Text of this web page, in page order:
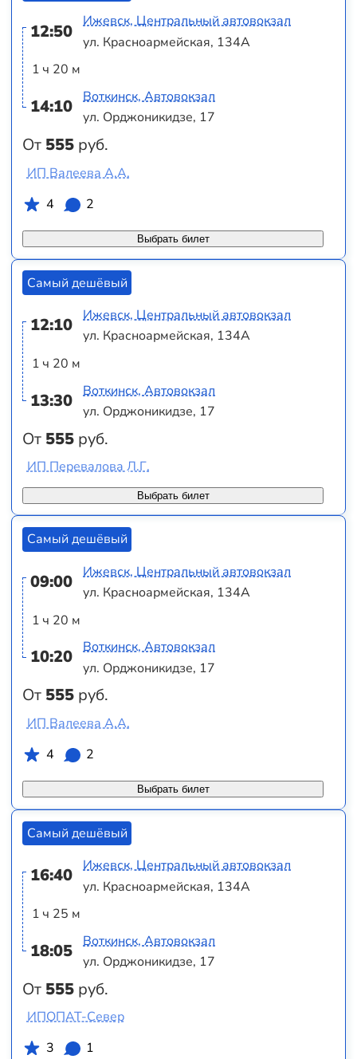
12:50
1 ч 20 м
14:10
От 555 руб.
Ижевск, Центральный автовокзал
ул. Красноармейская, 134А
Воткинск, Автовокзал
ул. Орджоникидзе, 17
Выбрать билет
ИП Валеева А.А.
4
2
Самый дешёвый
12:10
1 ч 20 м
13:30
От 555 руб.
Ижевск, Центральный автовокзал
ул. Красноармейская, 134А
Воткинск, Автовокзал
ул. Орджоникидзе, 17
Выбрать билет
ИП Перевалова Л.Г.
Самый дешёвый
09:00
1 ч 20 м
10:20
От 555 руб.
Ижевск, Центральный автовокзал
ул. Красноармейская, 134А
Воткинск, Автовокзал
ул. Орджоникидзе, 17
Выбрать билет
ИП Валеева А.А.
4
2
Самый дешёвый
16:40
1 ч 25 м
18:05
От 555 руб.
Ижевск, Центральный автовокзал
ул. Красноармейская, 134А
Воткинск, Автовокзал
ул. Орджоникидзе, 17
ИПОПАТ-Север
3
1